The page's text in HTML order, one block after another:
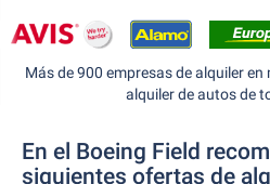
Más de 900 empresas de alquiler
alquiler de autos de
En el Boeing Field
siguientes ofertas de